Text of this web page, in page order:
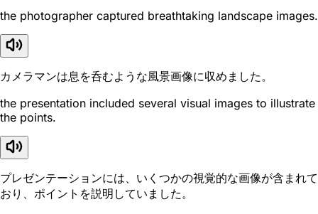
the photographer captured breathtaking landscape images.
カメラマンは息を呑むような風景画像に収めました。
the presentation included several visual images to illustrate
the points.
プレゼンテーションには、いくつかの視覚的な画像が含まれて
おり、ポイントを説明していました。